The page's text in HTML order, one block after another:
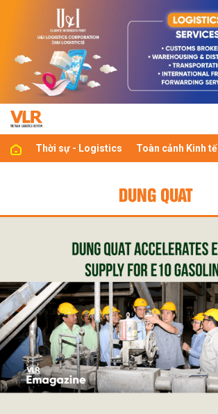
Thời sự - Logistics Toàn cảnh Kinh tế
DUNG QUAT